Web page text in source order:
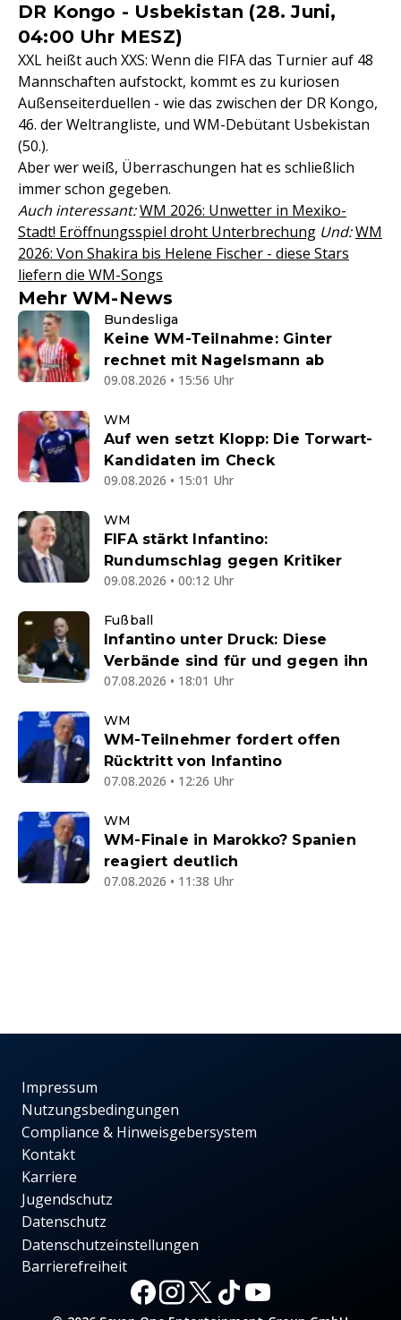
DR Kongo - Usbekistan (28. Juni,
04:00 Uhr MESZ)
XXL heißt auch XXS: Wenn die FIFA das Turnier auf 48
Mannschaften aufstockt, kommt es zu kuriosen
Außenseiterduellen - wie das zwischen der DR Kongo,
46. der Weltrangliste, und WM-Debütant Usbekistan
(50.).
Aber wer weiß, Überraschungen hat es schließlich
immer schon gegeben.
Auch interessant:WM 2026: Unwetter in Mexiko-
Stadt! Eröffnungsspiel droht Unterbrechung Und:WM
2026: Von Shakira bis Helene Fischer - diese Stars
liefern die WM-Songs
Mehr WM-News
Bundesliga
Keine WM-Teilnahme: Ginter
rechnet mit Nagelsmann ab
09.08.2026 • 15:56 Uhr
WM
Auf wen setzt Klopp: Die Torwart-
Kandidaten im Check
09.08.2026 • 15:01 Uhr
WM
FIFA stärkt Infantino:
Rundumschlag gegen Kritiker
09.08.2026 • 00:12 Uhr
Fußball
Infantino unter Druck: Diese
Verbände sind für und gegen ihn
07.08.2026 • 18:01 Uhr
WM
WM-Teilnehmer fordert offen
Rücktritt von Infantino
07.08.2026 • 12:26 Uhr
WM
WM-Finale in Marokko? Spanien
reagiert deutlich
07.08.2026 • 11:38 Uhr
Impressum
Nutzungsbedingungen
Compliance & Hinweisgebersystem
Kontakt
Karriere
Jugendschutz
Datenschutz
Datenschutzeinstellungen
Barrierefreiheit